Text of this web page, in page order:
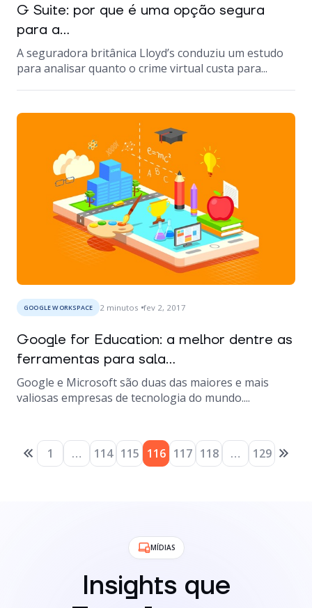
G Suite: por que é uma opção segura
para a...
A seguradora britânica Lloyd’s conduziu um estudo
para analisar quanto o crime virtual custa para...
GOOGLE WORKSPACE 2 minutos fev 2, 2017
Google for Education: a melhor dentre as
ferramentas para sala...
Google e Microsoft são duas das maiores e mais
valiosas empresas de tecnologia do mundo....
1 … 114 115 116 117 118 … 129
MÍDIAS
Insights que